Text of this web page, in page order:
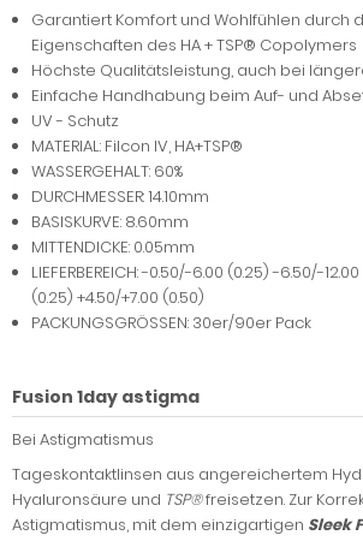
Garantiert Komfort und Wohlfühlen durch
Eigenschaften des HA + TSP® Copolymers
Höchste Qualitätsleistung, auch bei
Einfache Handhabung beim Auf- und
UV - Schutz
MATERIAL: Filcon IV, HA+TSP®
WASSERGEHALT: 60%
DURCHMESSER: 14.10mm
BASISKURVE: 8.60mm
MITTENDICKE: 0.05mm
LIEFERBEREICH: -0.50/-6.00 (0.25) -6.50/-
(0.25) +4.50/+7.00 (0.50)
PACKUNGSGRÖSSEN: 30er/90er Pack
Fusion 1day astigma
Bei Astigmatismus
Tageskontaktlinsen aus angereichertem
Hyaluronsäure und TSP®freisetzen. Zur
Astigmatismus, mit dem einzigartigen Sleek